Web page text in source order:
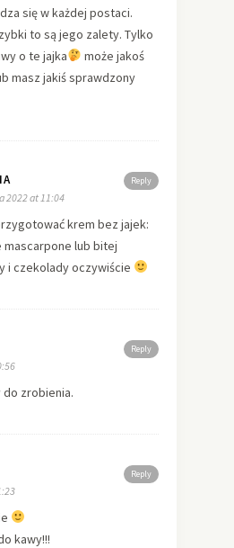
się w każdej postaci.
to są jego zalety. Tylko
o te jajka
może jakoś
masz jakiś sprawdzony
Reply
2022 at 11:04
krem bez jajek:
mascarpone lub bitej
i czekolady oczywiście
Reply
do zrobienia.
Reply
kawy!!!